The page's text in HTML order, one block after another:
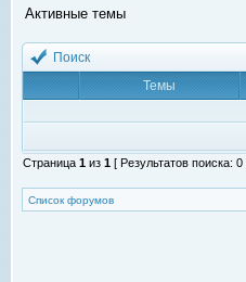
Активные темы
Поиск
Темы
Страница 1 из 1 [ Результатов поиска: 0
Список форумов